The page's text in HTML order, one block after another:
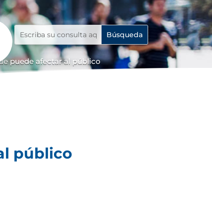
puede afectar al público
público